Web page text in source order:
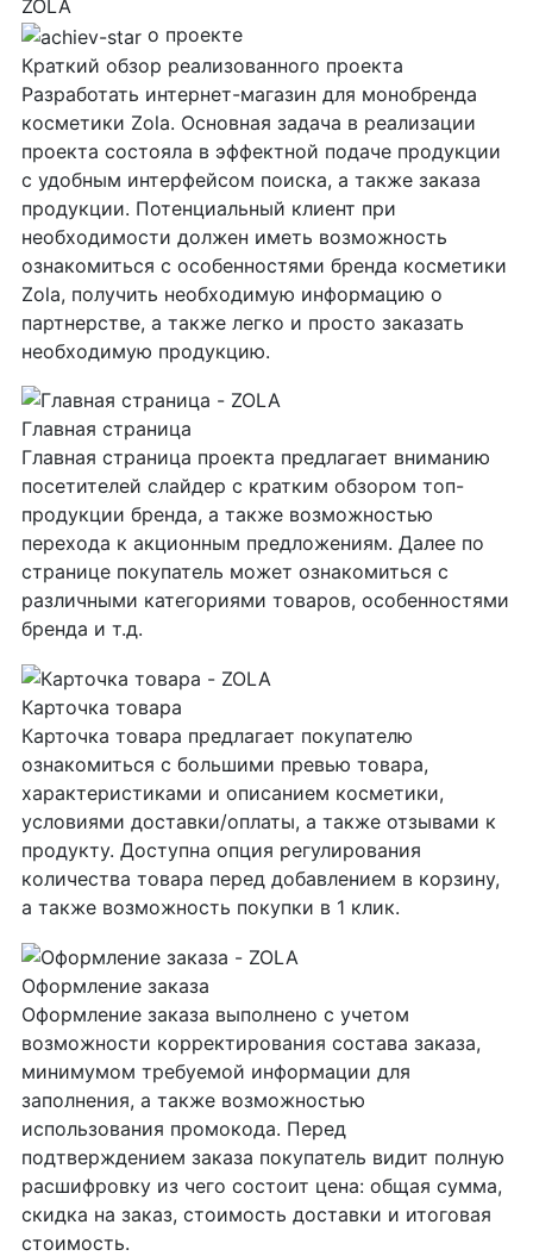
о проекте
Краткий обзор реализованного проекта
Разработать интернет-магазин для монобренда
косметики Zola. Основная задача в реализации
проекта состояла в эффектной подаче продукции
с удобным интерфейсом поиска, а также заказа
продукции. Потенциальный клиент при
необходимости должен иметь возможность
ознакомиться с особенностями бренда косметики
Zola, получить необходимую информацию о
партнерстве, а также легко и просто заказать
необходимую продукцию.
Главная страница
Главная страница проекта предлагает вниманию
посетителей слайдер с кратким обзором топ-
продукции бренда, а также возможностью
перехода к акционным предложениям. Далее по
странице покупатель может ознакомиться с
различными категориями товаров, особенностями
бренда и т.д.
Карточка товара
Карточка товара предлагает покупателю
ознакомиться с большими превью товара,
характеристиками и описанием косметики,
условиями доставки/оплаты, а также отзывами к
продукту. Доступна опция регулирования
количества товара перед добавлением в корзину,
а также возможность покупки в 1 клик.
Оформление заказа
Оформление заказа выполнено с учетом
возможности корректирования состава заказа,
минимумом требуемой информации для
заполнения, а также возможностью
использования промокода. Перед
подтверждением заказа покупатель видит полную
расшифровку из чего состоит цена: общая сумма,
скидка на заказ, стоимость доставки и итоговая
стоимость.